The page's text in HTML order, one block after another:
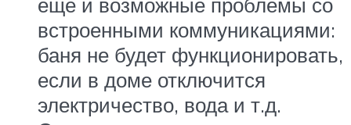
встроенными коммуникациями:
баня не будет функционировать,
если в доме отключится
электричество, вода и т.д.